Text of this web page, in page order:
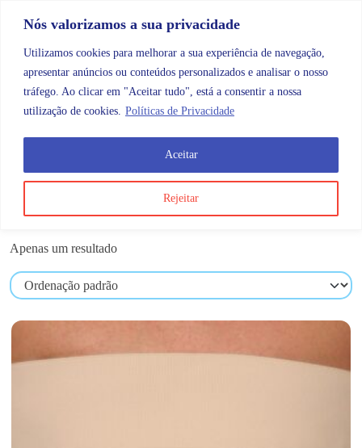
Nós valorizamos a sua privacidade
Utilizamos cookies para melhorar a sua experiência de navegação,
apresentar anúncios ou conteúdos personalizados e analisar o nosso
tráfego. Ao clicar em "Aceitar tudo", está a consentir a nossa
utilização de cookies. Políticas de Privacidade
Rejeitar
Aceitar
Categorias
BE-165
Apenas um resultado